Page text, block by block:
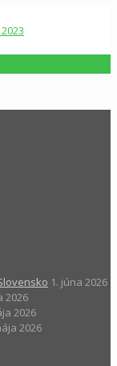
1. júna 2026
2026
2026
2026